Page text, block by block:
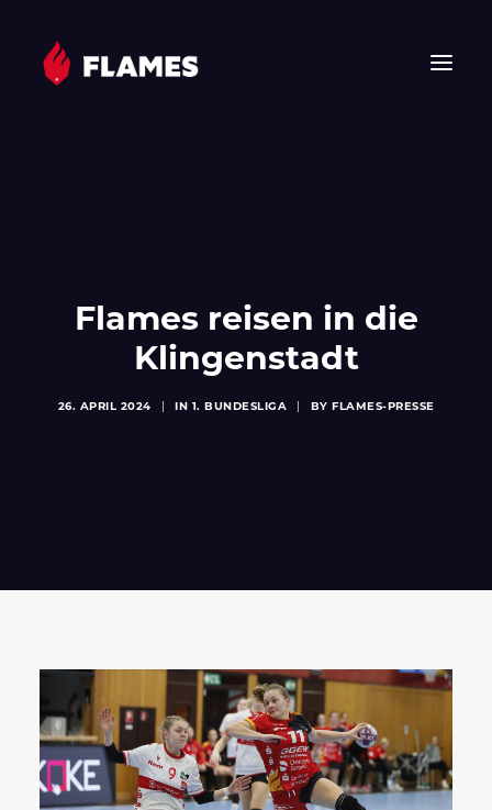
JUGEND
SPONSOREN & PARTNER
FAN-SHOP
Flames reisen in die
Klingenstadt
26. APRIL 2024 IN 1. BUNDESLIGA BY FLAMES-PRESSE